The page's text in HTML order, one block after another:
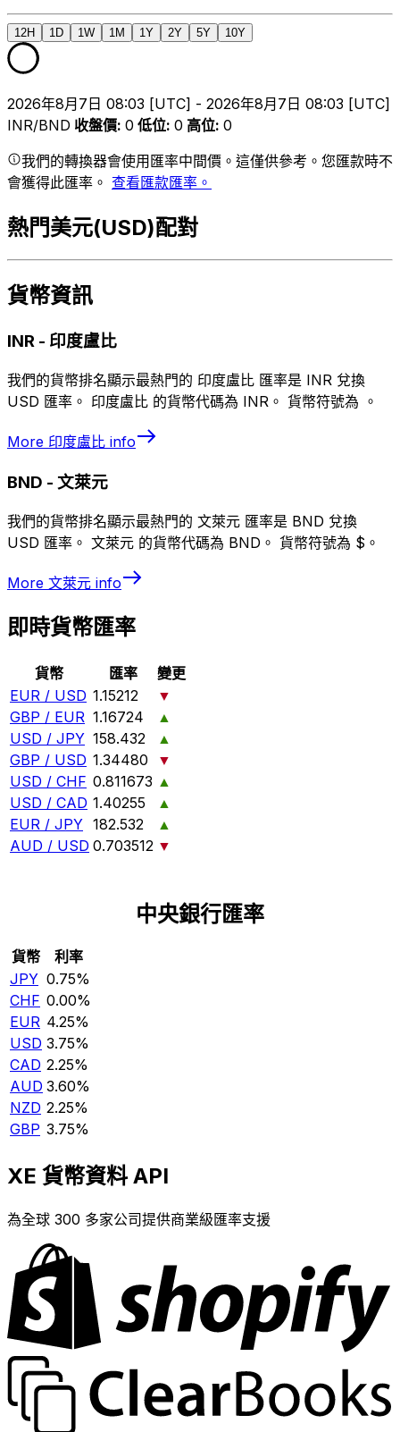
12H 1D 1W 1M 1Y 2Y 5Y 10Y
2026年8月7日 08:03 [UTC] - 2026年8月7日 08:03 [UTC]
INR/BND 收盤價: 0 低位: 0 高位: 0
我們的轉換器會使用匯率中間價。這僅供參考。您匯款時不
會獲得此匯率。 查看匯款匯率。
熱門美元(USD)配對
貨幣資訊
INR - 印度盧比
我們的貨幣排名顯示最熱門的 印度盧比 匯率是 INR 兌換
USD 匯率。 印度盧比 的貨幣代碼為 INR。 貨幣符號為 ₹。
More 印度盧比 info
BND - 文萊元
我們的貨幣排名顯示最熱門的 文萊元 匯率是 BND 兌換
USD 匯率。 文萊元 的貨幣代碼為 BND。 貨幣符號為 $。
More 文萊元 info
即時貨幣匯率
貨幣 匯率
變更
EUR / USD 1.15212
▼
GBP / EUR 1.16724
▲
USD / JPY 158.432
▲
GBP / USD 1.34480
▼
USD / CHF 0.811673 ▲
USD / CAD 1.40255
▲
EUR / JPY 182.532
▲
AUD / USD 0.703512 ▼
中央銀行匯率
貨幣
利率
JPY 0.75%
CHF 0.00%
EUR 4.25%
USD 3.75%
CAD 2.25%
AUD 3.60%
NZD 2.25%
GBP 3.75%
XE 貨幣資料 API
為全球 300 多家公司提供商業級匯率支援